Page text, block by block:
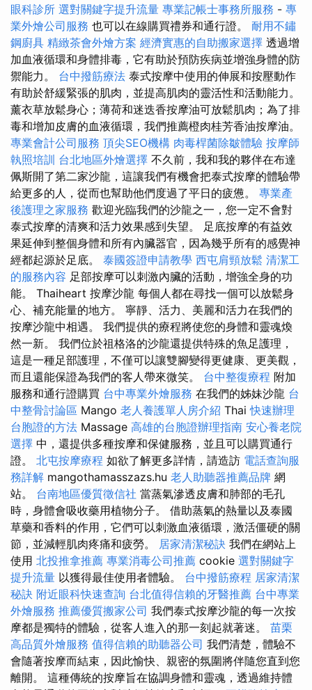
眼科診所 選對關鍵字提升流量 專業記帳士事務所服務 - 專
業外燴公司服務 也可以在線購買禮券和通行證。 耐用不鏽
鋼廚具 精緻茶會外燴方案 經濟實惠的自助搬家選擇 透過增
加血液循環和身體排毒，它有助於預防疾病並增強身體的防
禦能力。 台中撥筋療法 泰式按摩中使用的伸展和按壓動作
有助於舒緩緊張的肌肉，並提高肌肉的靈活性和活動能力。
薰衣草放鬆身心；薄荷和迷迭香按摩油可放鬆肌肉；為了排
毒和增加皮膚的血液循環，我們推薦橙肉桂芳香油按摩油。
專業會計公司服務 頂尖SEO機構 肉毒桿菌除皺體驗 按摩師
執照培訓 台北地區外燴選擇 不久前，我和我的夥伴在布達
佩斯開了第二家沙龍，這讓我們有機會把泰式按摩的體驗帶
給更多的人，從而也幫助他們度過了平日的疲憊。 專業產
後護理之家服務 歡迎光臨我們的沙龍之一，您一定不會對
泰式按摩的清爽和活力效果感到失望。 足底按摩的有益效
果延伸到整個身體和所有內臟器官，因為幾乎所有的感覺神
經都起源於足底。 泰國簽證申請教學 西屯肩頸放鬆 清潔工
的服務內容 足部按摩可以刺激內臟的活動，增強全身的功
能。 Thaiheart 按摩沙龍 每個人都在尋找一個可以放鬆身
心、補充能量的地方。 寧靜、活力、美麗和活力在我們的
按摩沙龍中相遇。 我們提供的療程將使您的身體和靈魂煥
然一新。 我們位於祖格洛的沙龍還提供特殊的魚足護理，
這是一種足部護理，不僅可以讓雙腳變得更健康、更美觀，
而且還能保證為我們的客人帶來微笑。 台中整復療程 附加
服務和通行證購買 台中專業外燴服務 在我們的姊妹沙龍 台
中整骨討論區 Mango 老人養護單人房介紹 Thai快速辦理
台胞證的方法 Massage 高雄的台胞證辦理指南 安心養老院
選擇 中，還提供多種按摩和保健服務，並且可以購買通行
證。 北屯按摩療程 如欲了解更多詳情，請造訪 電話查詢服
務詳解 mangothamasszazs.hu 老人助聽器推薦品牌 網
站。 台南地區優質徵信社 當蒸氣滲透皮膚和肺部的毛孔
時，身體會吸收藥用植物分子。 借助蒸氣的熱量以及泰國
草藥和香料的作用，它們可以刺激血液循環，激活僵硬的關
節，並減輕肌肉疼痛和疲勞。 居家清潔秘訣 我們在網站上
使用 北投推拿推薦 專業消毒公司推薦 cookie 選對關鍵字
提升流量 以獲得最佳使用者體驗。 台中撥筋療程 居家清潔
秘訣 附近眼科快速查詢 台北值得信賴的牙醫推薦 台中專業
外燴服務 推薦優質搬家公司 我們泰式按摩沙龍的每一次按
摩都是獨特的體驗，從客人進入的那一刻起就著迷。 苗栗
高品質外燴服務 值得信賴的助聽器公司 我們清楚，體驗不
會隨著按摩而結束，因此愉快、親密的氛圍將伴隨您直到您
離開。 這種傳統的按摩旨在協調身體和靈魂，透過維持體